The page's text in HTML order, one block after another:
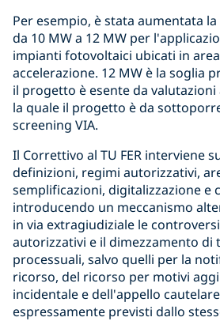
Per esempio, è stata aumentata
da 10 MW a 12 MW per
impianti fotovoltaici ubicati in
accelerazione. 12 MW è la soglia
il progetto è esente da
la quale il progetto è da
screening VIA.
Il Correttivo al TU FER interviene
definizioni, regimi autorizzativi,
semplificazioni, digitalizzazione e
introducendo un meccanismo
in via extragiudiziale le
autorizzativi e il dimezzamento di
processuali, salvo quelli per la
ricorso, del ricorso per motivi
incidentale e dell'appello
espressamente previsti dallo